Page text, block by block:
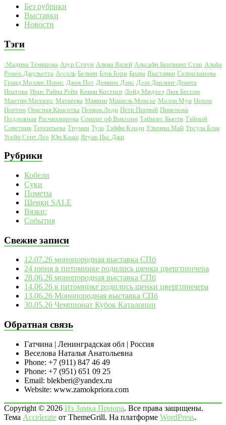
Без рубрики
Выставки
Новости
Тэги
:Мадина Темирова Азур Стоун Альма Валей Альсафи Брилиант Стар Альфа
Ромео Джульетта Ассоль Белкин Блэк Бэри Брава Выставки Галиаскарова
Гранд Моллис Пэрис Джек Пот Домино Дэнс Дэзи Дарлинг Девита
Ипатова Ирис Райна Рейн Кевин Костнер Лойд Мидчел Люк Бессон
Мартин Миллерс Матвеева Маякин Мишель Мерсье Молли Мун Нерон
Нортон Опасная Красотка Первая Леди Петр Первый Пименова
Подложная Расчихмарова Спирит оф Виктори Таймлес Бьюти Тайный
Советник Терентьева Труман Тула Тэффи Кэнди Ульрика Май Урсула Блэк
Усейн Сент Лео Юм Кааш Ягуар Икс Джи
Рубрики
Кобели
Суки
Пометы
Щенки SALE
Вязки:
События
Свежие записи
12.07.26 монопородная выставка СПб
24 июня в питомнике родились щенки цвергпинчера
28.06.26 монопородная выставка СПб
14.06.26 в питомнике родились щенки цвергпинчера
13.06.26 Монопородная выставка СПб
30.05.26 Чемпионат Кубок Каталонии
Обратная связь
Гатчина | Ленинградская обл | Россия
Веселова Наталья Анатольевна
Phone: +7 (911) 847 46 49
Phone: +7 (951) 651 09 25
Email: blekberi@yandex.ru
Website: www.zamokpriora.com
Copyright © 2026 Из Замка Приора. Все права защищены.
Тема Accelerate от ThemeGrill. На платформе WordPress.